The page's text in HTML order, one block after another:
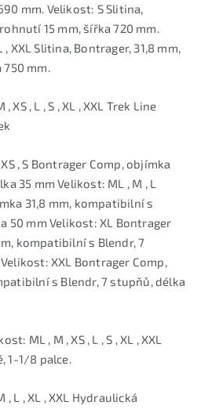
mm. Velikost: S Slitina,
15 mm, šířka 720 mm.
, XXL Slitina, Bontrager, 31,8 mm,
mm.
XS , L , S , XL , XXL Trek Line
, S Bontrager Comp, objímka
35 mm Velikost: ML , M , L
31,8 mm, kompatibilní s
50 mm Velikost: XL Bontrager
kompatibilní s Blendr, 7
XXL Bontrager Comp,
s Blendr, 7 stupňů, délka
ML , M , XS , L , S , XL , XXL
1-1/8 palce.
L , XL , XXL Hydraulická